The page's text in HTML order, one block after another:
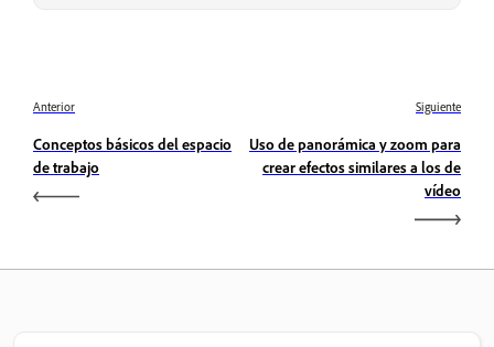
Anterior
Conceptos básicos del espacio
de trabajo
Siguiente
Uso de panorámica y zoom para
crear efectos similares a los de
vídeo